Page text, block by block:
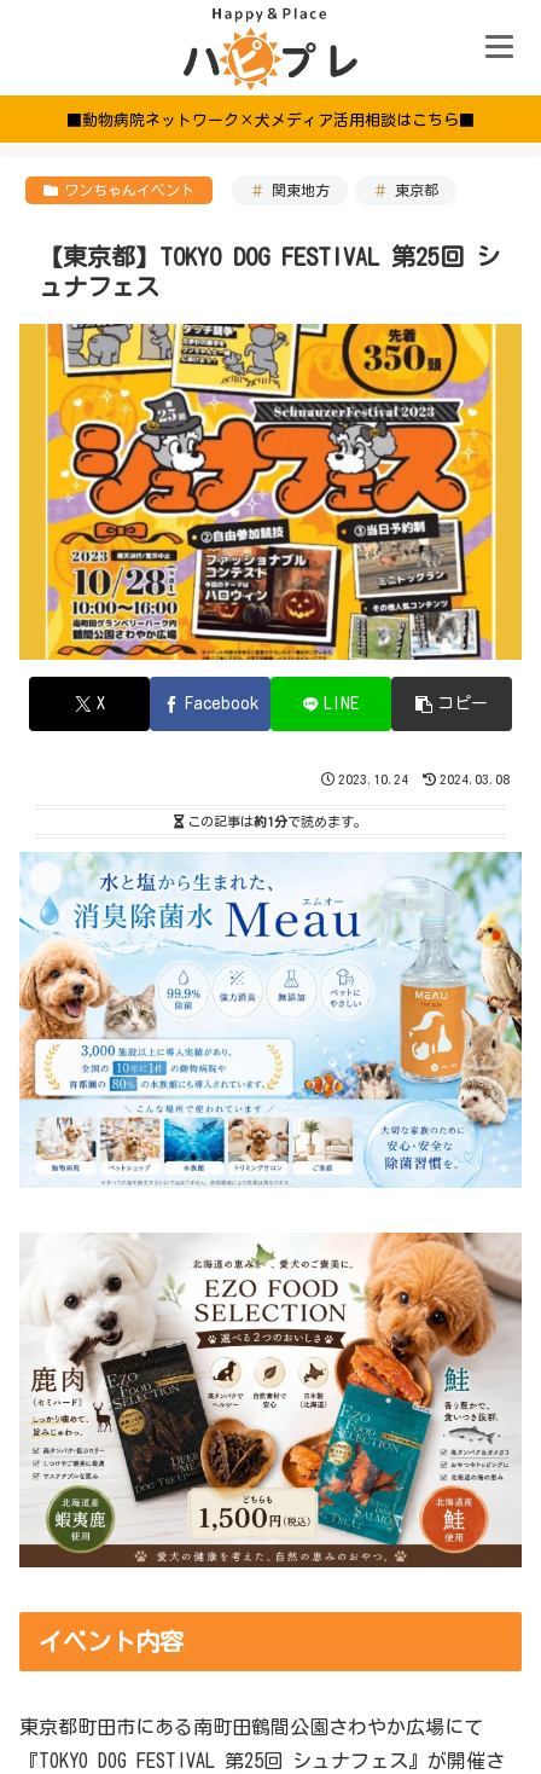
■動物病院ネットワーク×犬メディア活用相談はこちら■
ワンちゃんイベント 関東地方 東京都
【東京都】TOKYO DOG FESTIVAL 第25回 シ
ュナフェス
X Facebook LINE コピー
2023.10.24 2024.03.08
この記事は約1分で読めます。
イベント内容
東京都町田市にある南町田鶴間公園さわやか広場にて
『TOKYO DOG FESTIVAL 第25回 シュナフェス』が開催さ